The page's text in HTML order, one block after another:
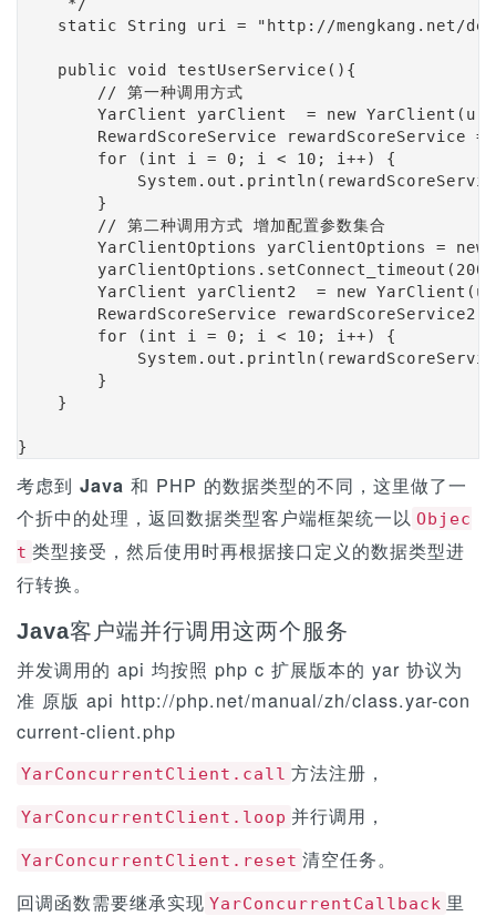
static String uri = "http://mengkang.net/
public void testUserService(){
// 第一种调用方式
YarClient yarClient  = new
RewardScoreService rewardScoreService =
for (int i = 0; i < 10; i++) {
}
// 第二种调用方式 增加配置参数集合
YarClientOptions yarClientOptions = new
YarClient yarClient2  = new
RewardScoreService rewardScoreService2 =
for (int i = 0; i < 10; i++) {
}
}
}
考虑到 Java 和 PHP 的数据类型的不同，这里做了一
个折中的处理，返回数据类型客户端框架统一以 Objec
t 类型接受，然后使用时再根据接口定义的数据类型进
行转换。
Java客户端并行调用这两个服务
并发调用的 api 均按照 php c 扩展版本的 yar 协议为
准 原版 api http://php.net/manual/zh/class.yar-con
current-client.php
YarConcurrentClient.call 方法注册，
YarConcurrentClient.loop 并行调用，
YarConcurrentClient.reset 清空任务。
回调函数需要继承实现 YarConcurrentCallback 里